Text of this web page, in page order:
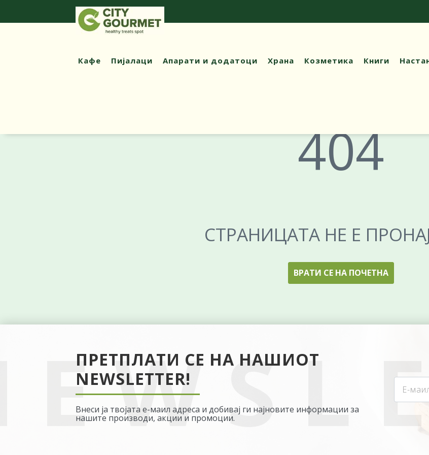
Кафе Пијалаци Апарати и додатоци Храна Козметика Книги
404
СТРАНИЦАТА НЕ Е
ВРАТИ СЕ НА ПОЧЕТНА
ПРЕТПЛАТИ СЕ НА НАШИОТ
NEWSLETTER!
Внеси ја твојата е-маил адреса и добивај ги најновите информации за
нашите производи, акции и промоции.